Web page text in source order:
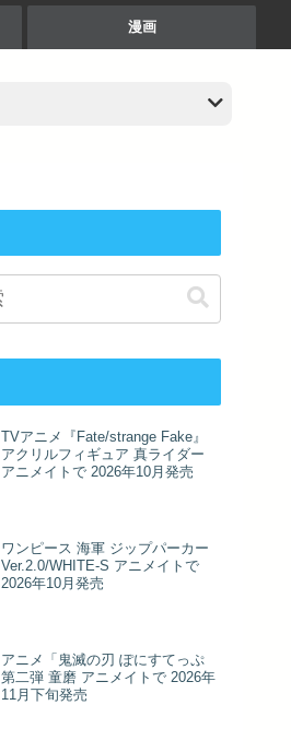
漫画
TVアニメ『Fate/strange Fake』
アクリルフィギュア 真ライダー
アニメイトで 2026年10月発売
ワンピース 海軍 ジップパーカー
Ver.2.0/WHITE-S アニメイトで
2026年10月発売
アニメ「鬼滅の刃 ぽにすてっぷ
第二弾 童磨 アニメイトで 2026年
11月下旬発売